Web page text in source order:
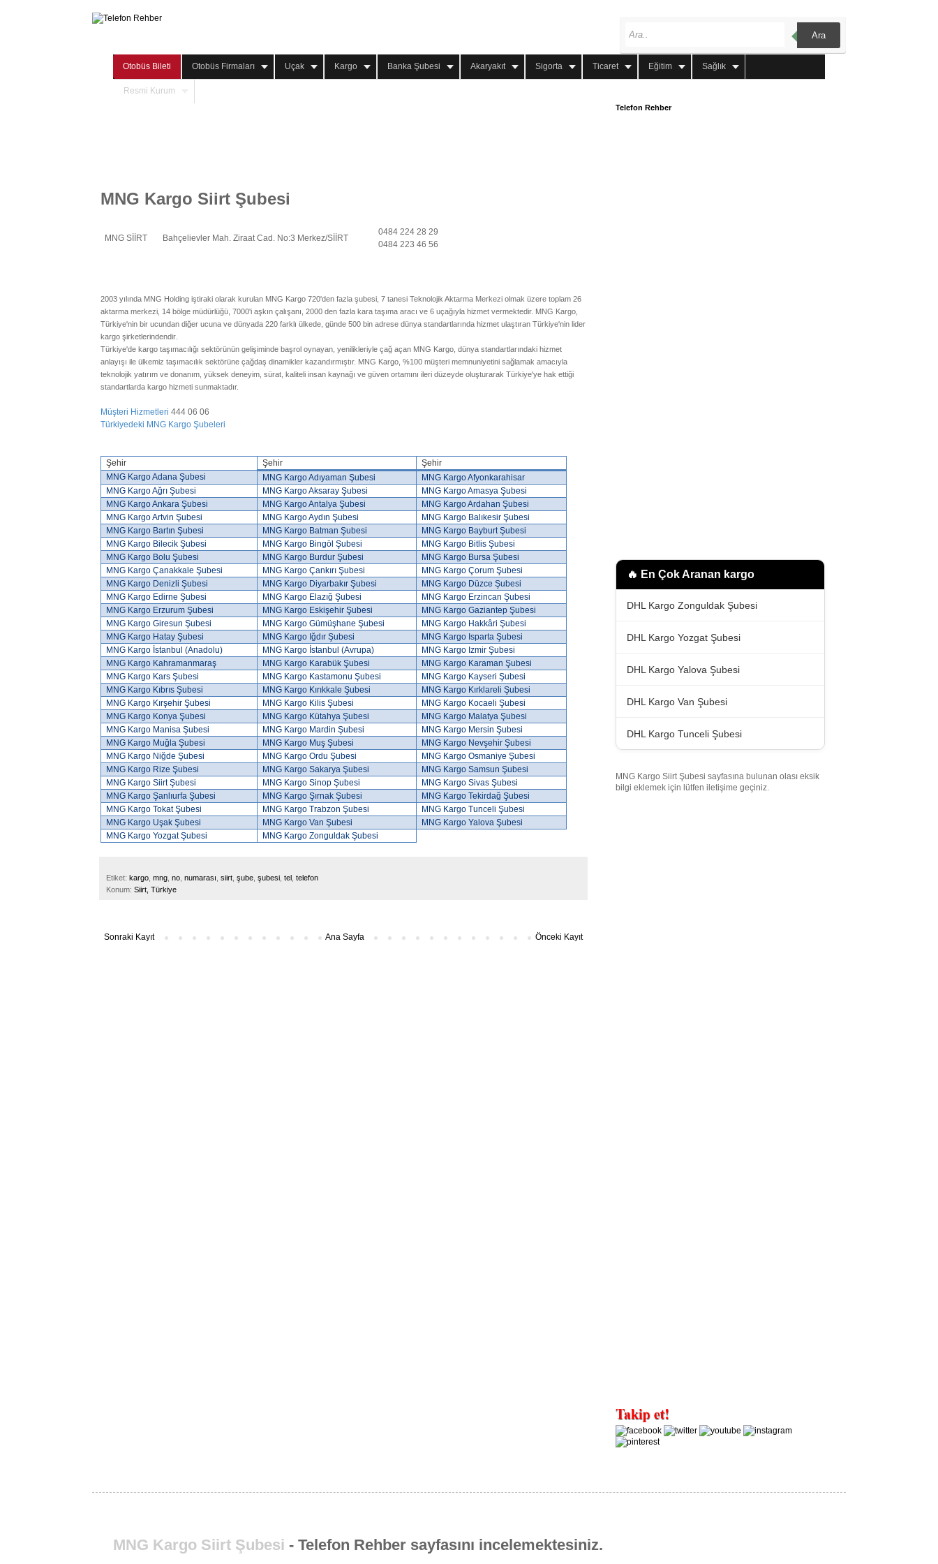
Ara
Otobüs Bileti Otobüs Firmaları Uçak Kargo Banka Şubesi Akaryakıt Sigorta Ticaret Eğitim Sağlık
Resmi Kurum
MNG Kargo Siirt Şubesi
MNG SİİRT Bahçelievler Mah. Ziraat Cad. No:3 Merkez/SİİRT
0484 224 28 29
0484 223 46 56
2003 yılında MNG Holding iştiraki olarak kurulan MNG Kargo 720'den fazla şubesi, 7 tanesi Teknolojik Aktarma Merkezi olmak üzere toplam 26
aktarma merkezi, 14 bölge müdürlüğü, 7000'i aşkın çalışanı, 2000 den fazla kara taşıma aracı ve 6 uçağıyla hizmet vermektedir. MNG Kargo,
Türkiye'nin bir ucundan diğer ucuna ve dünyada 220 farklı ülkede, günde 500 bin adrese dünya standartlarında hizmet ulaştıran Türkiye'nin lider
kargo şirketlerindendir.
Türkiye'de kargo taşımacılığı sektörünün gelişiminde başrol oynayan, yenilikleriyle çağ açan MNG Kargo, dünya standartlarındaki hizmet
anlayışı ile ülkemiz taşımacılık sektörüne çağdaş dinamikler kazandırmıştır. MNG Kargo, %100 müşteri memnuniyetini sağlamak amacıyla
teknolojik yatırım ve donanım, yüksek deneyim, sürat, kaliteli insan kaynağı ve güven ortamını ileri düzeyde oluşturarak Türkiye'ye hak ettiği
standartlarda kargo hizmeti sunmaktadır.
Müşteri Hizmetleri 444 06 06
Türkiyedeki MNG Kargo Şubeleri
Şehir Şehir
Şehir
MNG Kargo Adana Şubesi
MNG Kargo Adıyaman Şubesi
MNG Kargo Afyonkarahisar
MNG Kargo Ağrı Şubesi
MNG Kargo Aksaray Şubesi
MNG Kargo Amasya Şubesi
MNG Kargo Ankara Şubesi
MNG Kargo Antalya Şubesi
MNG Kargo Ardahan Şubesi
MNG Kargo Artvin Şubesi
MNG Kargo Aydın Şubesi
MNG Kargo Balıkesir Şubesi
MNG Kargo Bartın Şubesi
MNG Kargo Batman Şubesi
MNG Kargo Bayburt Şubesi
MNG Kargo Bilecik Şubesi
MNG Kargo Bingöl Şubesi
MNG Kargo Bitlis Şubesi
MNG Kargo Bolu Şubesi
MNG Kargo Burdur Şubesi
MNG Kargo Bursa Şubesi
MNG Kargo Çanakkale Şubesi
MNG Kargo Çankırı Şubesi
MNG Kargo Çorum Şubesi
MNG Kargo Denizli Şubesi
MNG Kargo Diyarbakır Şubesi
MNG Kargo Düzce Şubesi
MNG Kargo Edirne Şubesi
MNG Kargo Elazığ Şubesi
MNG Kargo Erzincan Şubesi
MNG Kargo Erzurum Şubesi
MNG Kargo Eskişehir Şubesi
MNG Kargo Gaziantep Şubesi
MNG Kargo Giresun Şubesi
MNG Kargo Gümüşhane Şubesi
MNG Kargo Hakkâri Şubesi
MNG Kargo Hatay Şubesi
MNG Kargo Iğdır Şubesi
MNG Kargo Isparta Şubesi
MNG Kargo İstanbul (Anadolu)
MNG Kargo İstanbul (Avrupa)
MNG Kargo Izmir Şubesi
MNG Kargo Kahramanmaraş
MNG Kargo Karabük Şubesi
MNG Kargo Karaman Şubesi
MNG Kargo Kars Şubesi
MNG Kargo Kastamonu Şubesi
MNG Kargo Kayseri Şubesi
MNG Kargo Kıbrıs Şubesi
MNG Kargo Kırıkkale Şubesi
MNG Kargo Kırklareli Şubesi
MNG Kargo Kırşehir Şubesi
MNG Kargo Kilis Şubesi
MNG Kargo Kocaeli Şubesi
MNG Kargo Konya Şubesi
MNG Kargo Kütahya Şubesi
MNG Kargo Malatya Şubesi
MNG Kargo Manisa Şubesi
MNG Kargo Mardin Şubesi
MNG Kargo Mersin Şubesi
MNG Kargo Muğla Şubesi
MNG Kargo Muş Şubesi
MNG Kargo Nevşehir Şubesi
MNG Kargo Niğde Şubesi
MNG Kargo Ordu Şubesi
MNG Kargo Osmaniye Şubesi
MNG Kargo Rize Şubesi
MNG Kargo Sakarya Şubesi
MNG Kargo Samsun Şubesi
MNG Kargo Siirt Şubesi
MNG Kargo Sinop Şubesi
MNG Kargo Sivas Şubesi
MNG Kargo Şanlıurfa Şubesi
MNG Kargo Şırnak Şubesi
MNG Kargo Tekirdağ Şubesi
MNG Kargo Tokat Şubesi
MNG Kargo Trabzon Şubesi
MNG Kargo Tunceli Şubesi
MNG Kargo Uşak Şubesi
MNG Kargo Van Şubesi
MNG Kargo Yalova Şubesi
MNG Kargo Yozgat Şubesi
MNG Kargo Zonguldak Şubesi
Etiket: kargo mng no numarası siirt şube şubesi tel telefon
Konum: Siirt, Türkiye
Sonraki Kayıt Önceki Kayıt
Ana Sayfa
Telefon Rehber
🔥 En Çok Aranan kargo
DHL Kargo Zonguldak Şubesi
DHL Kargo Yozgat Şubesi
DHL Kargo Yalova Şubesi
DHL Kargo Van Şubesi
DHL Kargo Tunceli Şubesi
MNG Kargo Siirt Şubesi sayfasına bulunan olası eksik
bilgi eklemek için lütfen iletişime geçiniz.
MNG Kargo Siirt Şubesi - Telefon Rehber sayfasını incelemektesiniz.